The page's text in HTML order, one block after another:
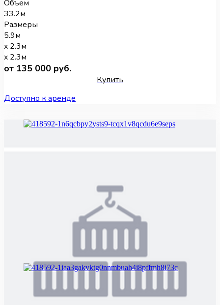
Объем
33.2м
Размеры
5.9м
x 2.3м
x 2.3м
от 135 000 руб.
Купить
Доступно к аренде